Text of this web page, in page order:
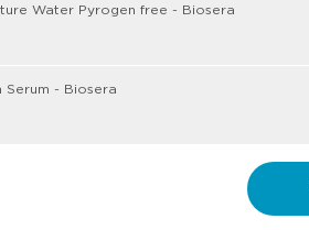
Water Pyrogen free - Biosera
Serum - Biosera